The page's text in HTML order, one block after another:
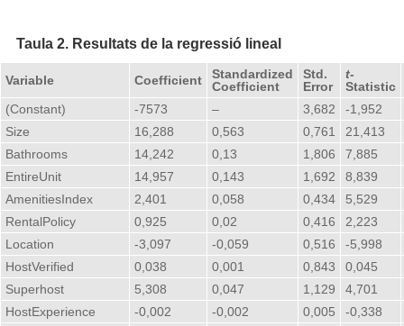
Taula 2. Resultats de la regressió lineal
Variable Coefficient
Standardized
Coefficient
Std.
Error
t-
Statistic
(Constant)
-7573 – 3,682
-1,952
Size
16,288 0,563 0,761
21,413
Bathrooms
14,242 0,13 1,806
7,885
EntireUnit
14,957 0,143 1,692
8,839
AmenitiesIndex
2,401 0,058 0,434
5,529
RentalPolicy
0,925 0,02 0,416
2,223
Location
-3,097 -0,059 0,516
-5,998
HostVerified
0,038 0,001 0,843
0,045
Superhost
5,308 0,047 1,129
4,701
HostExperience
-0,002 -0,002 0,005
-0,338